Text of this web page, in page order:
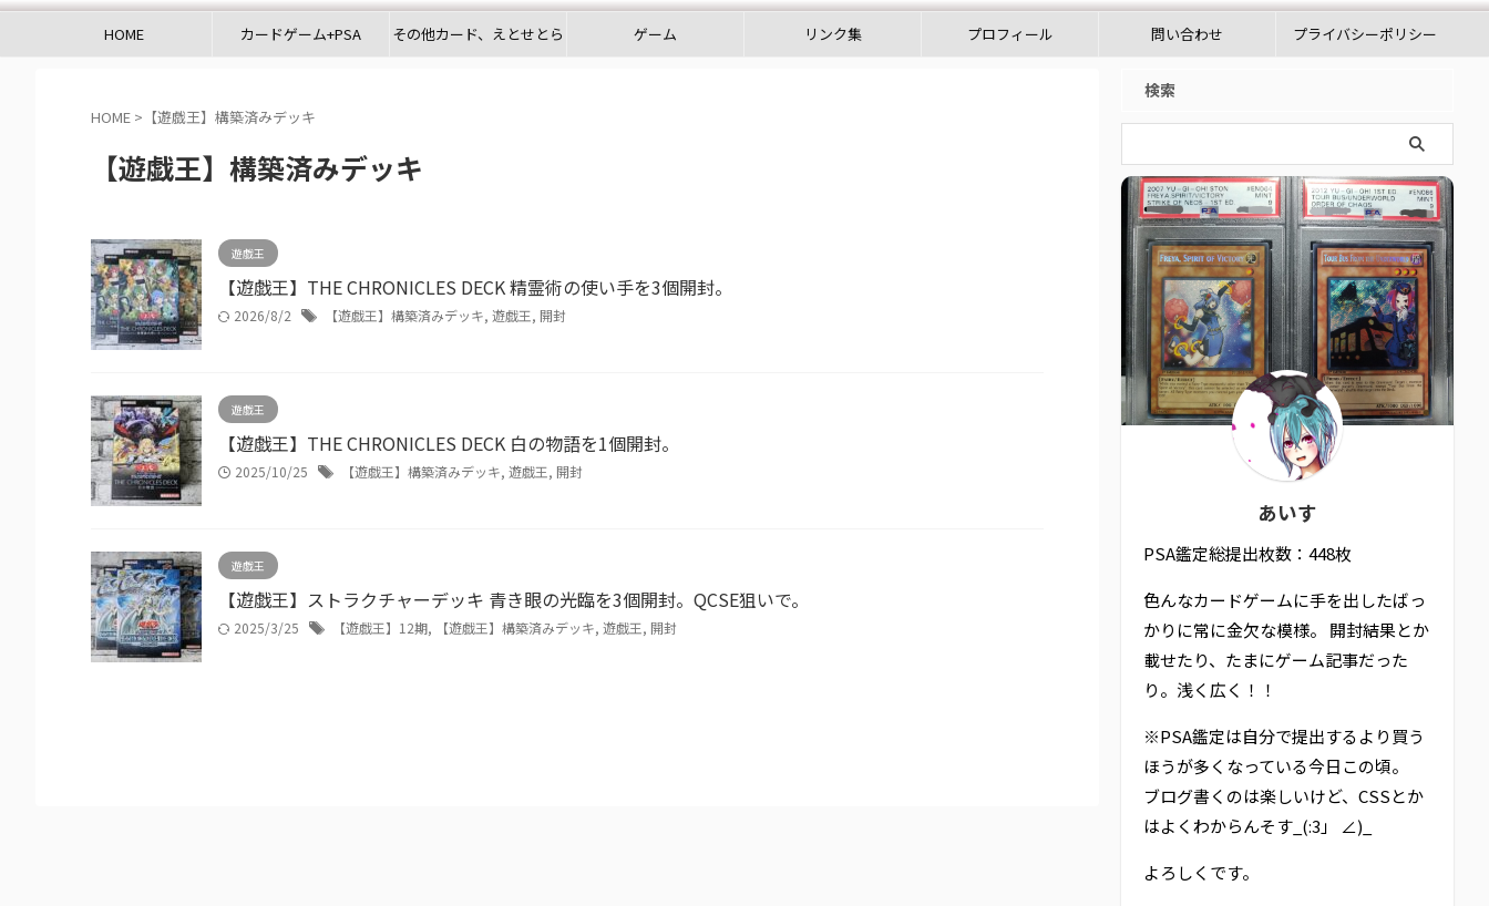
HOME カードゲーム+PSA その他カード、えとせとら ゲーム リンク集 プロフィール 問い合わせ プライバシーポリシー
HOME > 【遊戯王】構築済みデッキ
【遊戯王】構築済みデッキ
遊戯王
【遊戯王】THE CHRONICLES DECK 精霊術の使い手を3個開封。
2026/8/2 【遊戯王】構築済みデッキ, 遊戯王, 開封
遊戯王
【遊戯王】THE CHRONICLES DECK 白の物語を1個開封。
2025/10/25 【遊戯王】構築済みデッキ, 遊戯王, 開封
遊戯王
【遊戯王】ストラクチャーデッキ 青き眼の光臨を3個開封。QCSE狙いで。
2025/3/25 【遊戯王】12期, 【遊戯王】構築済みデッキ, 遊戯王, 開封
検索
あいす
PSA鑑定総提出枚数：448枚
色んなカードゲームに手を出したばっ
かりに常に金欠な模様。 開封結果とか
載せたり、たまにゲーム記事だった
り。浅く広く！！
※PSA鑑定は自分で提出するより買う
ほうが多くなっている今日この頃。
ブログ書くのは楽しいけど、CSSとか
はよくわからんそす_(:3」 ∠)_
よろしくです。